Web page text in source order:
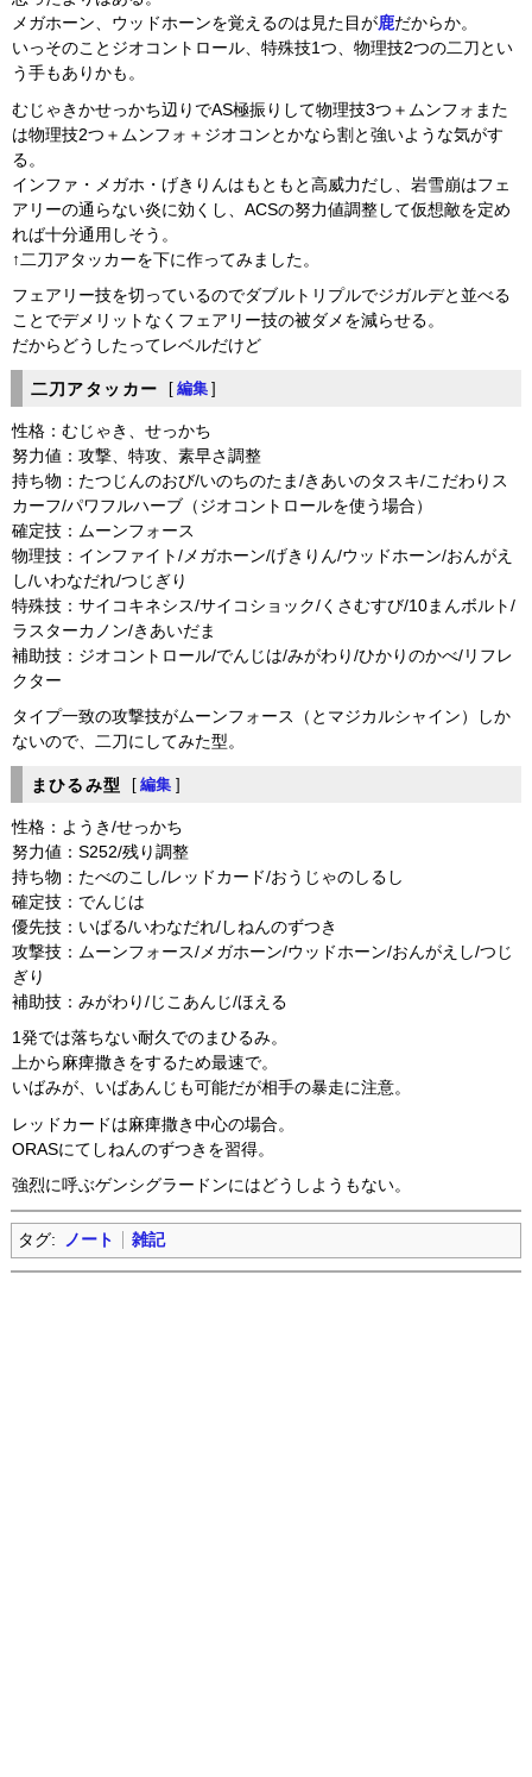
メガホーン、ウッドホーンを覚えるのは見た目が鹿だからか。
いっそのことジオコントロール、特殊技1つ、物理技2つの二刀とい
う手もありかも。
むじゃきかせっかち辺りでAS極振りして物理技3つ＋ムンフォまた
は物理技2つ＋ムンフォ＋ジオコンとかなら割と強いような気がす
る。
インファ・メガホ・げきりんはもともと高威力だし、岩雪崩はフェ
アリーの通らない炎に効くし、ACSの努力値調整して仮想敵を定め
れば十分通用しそう。
↑二刀アタッカーを下に作ってみました。
フェアリー技を切っているのでダブルトリプルでジガルデと並べる
ことでデメリットなくフェアリー技の被ダメを減らせる。
だからどうしたってレベルだけど
二刀アタッカー [ 編集 ]
性格：むじゃき、せっかち
努力値：攻撃、特攻、素早さ調整
持ち物：たつじんのおび/いのちのたま/きあいのタスキ/こだわりス
カーフ/パワフルハーブ（ジオコントロールを使う場合）
確定技：ムーンフォース
物理技：インファイト/メガホーン/げきりん/ウッドホーン/おんがえ
し/いわなだれ/つじぎり
特殊技：サイコキネシス/サイコショック/くさむすび/10まんボルト/
ラスターカノン/きあいだま
補助技：ジオコントロール/でんじは/みがわり/ひかりのかべ/リフレ
クター
タイプ一致の攻撃技がムーンフォース（とマジカルシャイン）しか
ないので、二刀にしてみた型。
まひるみ型 [ 編集 ]
性格：ようき/せっかち
努力値：S252/残り調整
持ち物：たべのこし/レッドカード/おうじゃのしるし
確定技：でんじは
優先技：いばる/いわなだれ/しねんのずつき
攻撃技：ムーンフォース/メガホーン/ウッドホーン/おんがえし/つじ
ぎり
補助技：みがわり/じこあんじ/ほえる
1発では落ちない耐久でのまひるみ。
上から麻痺撒きをするため最速で。
いばみが、いばあんじも可能だが相手の暴走に注意。
レッドカードは麻痺撒き中心の場合。
ORASにてしねんのずつきを習得。
強烈に呼ぶゲンシグラードンにはどうしようもない。
タグ: ノート 雑記